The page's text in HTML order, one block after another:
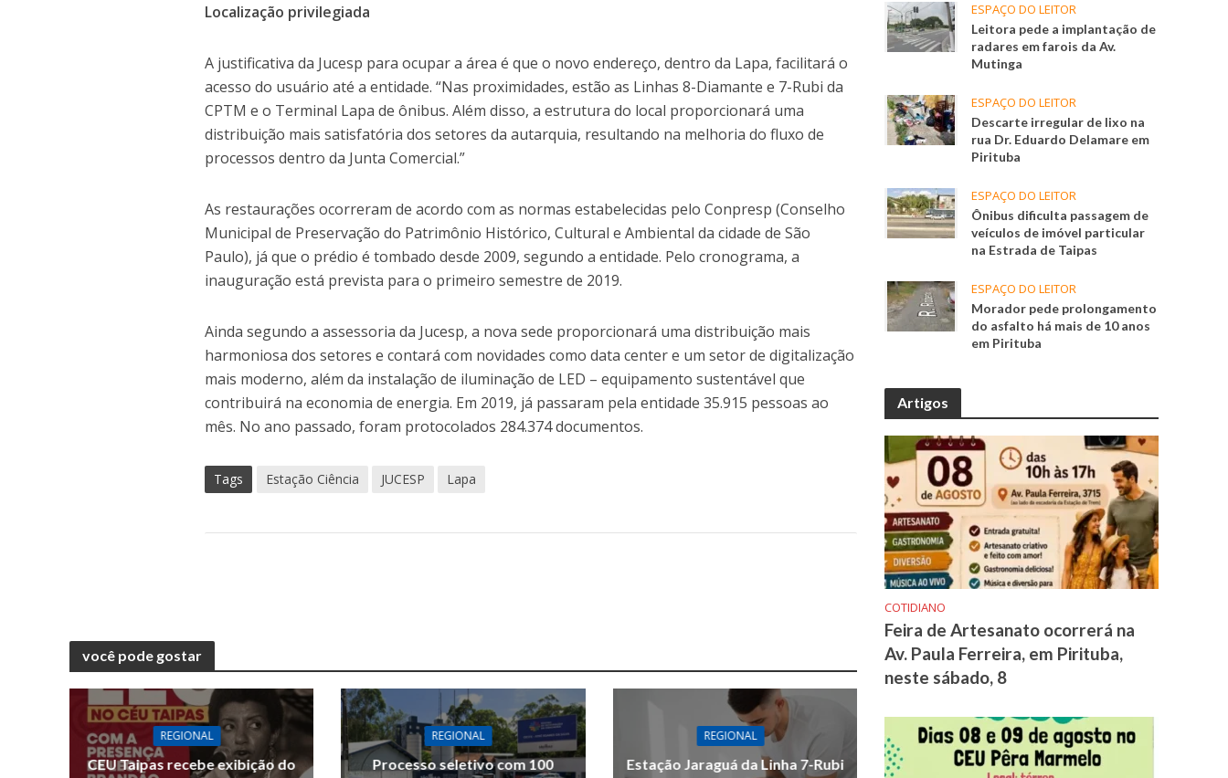
Localização privilegiada
A justificativa da Jucesp para ocupar a área é que o novo endereço, dentro da Lapa, facilitará o
acesso do usuário até a entidade. “Nas proximidades, estão as Linhas 8-Diamante e 7-Rubi da
CPTM e o Terminal Lapa de ônibus. Além disso, a estrutura do local proporcionará uma
distribuição mais satisfatória dos setores da autarquia, resultando na melhoria do fluxo de
processos dentro da Junta Comercial.”
As restaurações ocorreram de acordo com as normas estabelecidas pelo Conpresp (Conselho
Municipal de Preservação do Patrimônio Histórico, Cultural e Ambiental da cidade de São
Paulo), já que o prédio é tombado desde 2009, segundo a entidade. Pelo cronograma, a
inauguração está prevista para o primeiro semestre de 2019.
Ainda segundo a assessoria da Jucesp, a nova sede proporcionará uma distribuição mais
harmoniosa dos setores e contará com novidades como data center e um setor de digitalização
mais moderno, além da instalação de iluminação de LED – equipamento sustentável que
contribuirá na economia de energia. Em 2019, já passaram pela entidade 35.915 pessoas ao
mês. No ano passado, foram protocolados 284.374 documentos.
Tags Estação Ciência JUCESP Lapa
você pode gostar
REGIONAL
CEU Taipas recebe exibição do
REGIONAL
Processo seletivo com 100
REGIONAL
Estação Jaraguá da Linha 7-Rubi
ESPAÇO DO LEITOR
Leitora pede a implantação de
radares em farois da Av.
Mutinga
ESPAÇO DO LEITOR
Descarte irregular de lixo na
rua Dr. Eduardo Delamare em
Pirituba
ESPAÇO DO LEITOR
Ônibus dificulta passagem de
veículos de imóvel particular
na Estrada de Taipas
ESPAÇO DO LEITOR
Morador pede prolongamento
do asfalto há mais de 10 anos
em Pirituba
Artigos
COTIDIANO
Feira de Artesanato ocorrerá na
Av. Paula Ferreira, em Pirituba,
neste sábado, 8